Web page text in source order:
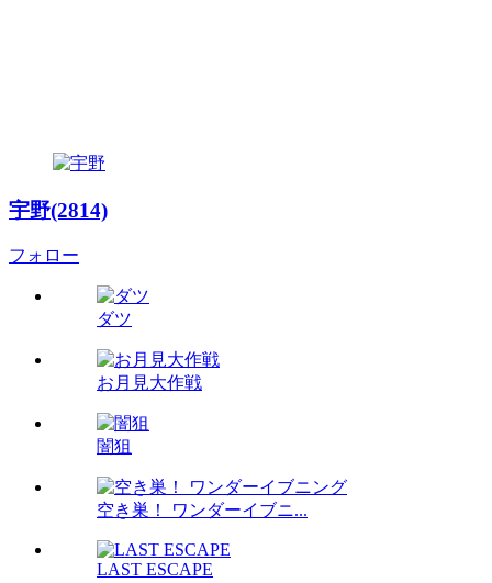
宇野(2814)
フォロー
ダツ
お月見大作戦
闇狙
空き巣！ ワンダーイブニ...
LAST ESCAPE